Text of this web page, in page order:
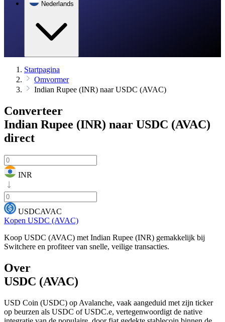
Nederlands
Startpagina
Omvormer
Indian Rupee (INR) naar USDC (AVAC)
Converteer
Indian Rupee (INR) naar USDC (AVAC)
direct
INR
USDCAVAC
Kopen USDC (AVAC)
Koop USDC (AVAC) met Indian Rupee (INR) gemakkelijk bij
Switchere en profiteer van snelle, veilige transacties.
Over
USDC (AVAC)
USD Coin (USDC) op Avalanche, vaak aangeduid met zijn ticker
op beurzen als USDC of USDC.e, vertegenwoordigt de native